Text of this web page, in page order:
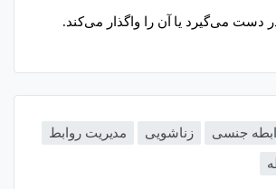
دست می‌گیرد یا آن را واگذار می‌کند.
جنسی زناشویی مدیریت روابط